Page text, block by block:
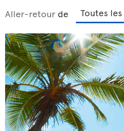
Aller-retour de